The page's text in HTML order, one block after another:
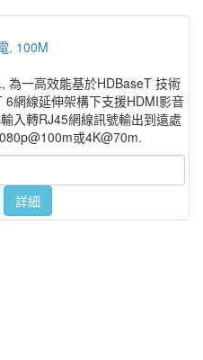
, 100M
為一高效能基於HDBaseT 技術
網線延伸架構下支援HDMI影音
入轉RJ45網線訊號輸出到遠處
或4K@70m.
詳細